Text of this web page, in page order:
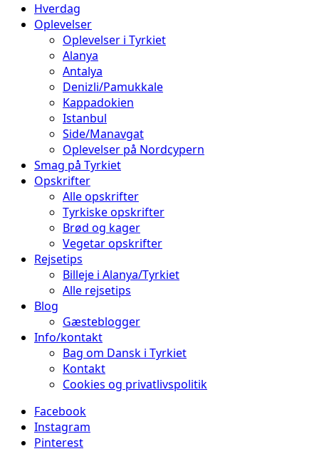
Hverdag
Oplevelser
Oplevelser i Tyrkiet
Alanya
Antalya
Denizli/Pamukkale
Kappadokien
Istanbul
Side/Manavgat
Oplevelser på Nordcypern
Smag på Tyrkiet
Opskrifter
Alle opskrifter
Tyrkiske opskrifter
Brød og kager
Vegetar opskrifter
Rejsetips
Billeje i Alanya/Tyrkiet
Alle rejsetips
Blog
Gæsteblogger
Info/kontakt
Bag om Dansk i Tyrkiet
Kontakt
Cookies og privatlivspolitik
Facebook
Instagram
Pinterest